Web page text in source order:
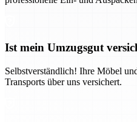
Ist mein Umzugsgut
Selbstverständlich! Ihre Möbel
Transports über uns versichert.